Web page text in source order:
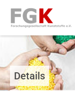
Details